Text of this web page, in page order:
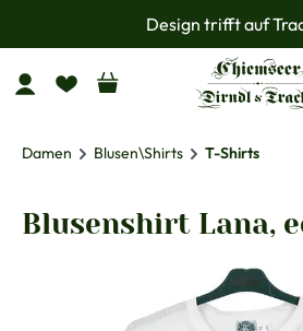
Zum Hauptinhalt springenDesign trifft auf
Damen Blusen\Shirts T-Shirts
Blusenshirt Lana,